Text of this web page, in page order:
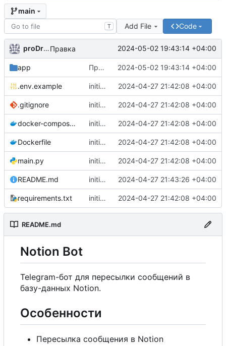
main
T Add File Code
proDream Правка 2024-05-02 19:43:14 +04:00
app Правка 2024-05-02 19:43:14 +04:00
.env.example initial commit 2024-04-27 21:42:08 +04:00
.gitignore initial commit 2024-04-27 21:42:08 +04:00
docker-compose.yaml initial commit 2024-04-27 21:42:08 +04:00
Dockerfile initial commit 2024-04-27 21:42:08 +04:00
main.py initial commit 2024-04-27 21:42:08 +04:00
README.md initial commit 2024-04-27 21:43:26 +04:00
requirements.txt initial commit 2024-04-27 21:42:08 +04:00
README.md
Notion Bot
Telegram-бот для пересылки сообщений в
базу-данных Notion.
Особенности
Пересылка сообщения в Notion